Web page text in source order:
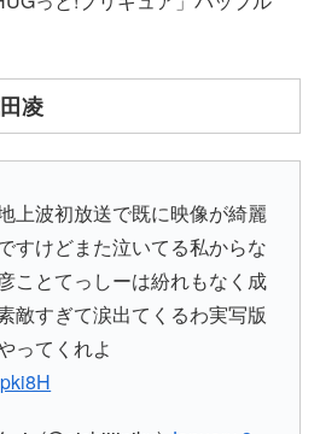
凌
上波初放送で既に映像が綺麗
すけどまた泣いてる私からな
ことてっしーは紛れもなく成
敵すぎて涙出てくるわ実写版
ってくれよ